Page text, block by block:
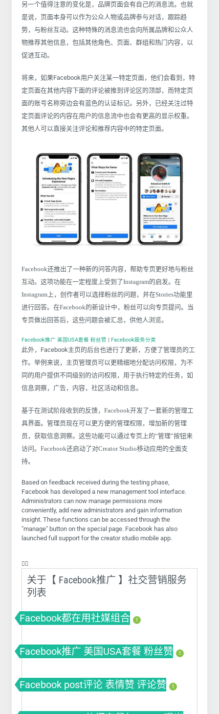
另一个值得注意的变化是，品牌页面会有自己的消息流。也就
是说，页面本身可以作为公众人物或品牌参与对话，跟踪趋
势，与粉丝互动。这种特殊的消息流也会向所属品牌和公众人
物推荐其他信息，包括其他角色、页面、群组和热门内容，以
促进互动。
将来，如果Facebook用户关注某一特定页面，他们会看到，特
定页面在其他内容下面的评论被推到评论区的顶部，而特定页
面的账号名称旁边会有蓝色的认证标记。另外，已经关注过特
定页面评论的内容在用户的信息流中也会有更高的显示权重。
其他人可以直接关注评论和推荐内容中的特定页面。
Facebook还推出了一种新的问答内容，帮助专页更好地与粉丝
互动。这项功能在一定程度上受到了Instagram的启发。在
Instagram上，创作者可以选择粉丝的问题，并在Stories功能里
进行回答。在Facebook的新设计中，粉丝可以向专页提问。当
专页做出回答后，这些问题会被汇总，供他人浏览。
Facebook推广 美国USA套餐 粉丝赞 | Facebook服务分类
此外，Facebook主页的后台也进行了更新，方便了管理员的工
作。举例来说，主页管理员可以更精细地分配访问权限，为不
同的用户提供不同级别的访问权限，用于执行特定的任务，如
信息洞察，广告，内容，社区活动和信息。
基于在测试阶段收到的反馈，Facebook开发了一套新的管理工
具界面。管理员现在可以更方便的管理权限，增加新的管理
员，获取信息洞察。这些功能可以通过专页上的“管理”按钮来
访问。Facebook还启动了对Creator Studio移动应用的全面支
持。
Based on feedback received during the testing phase,
Facebook has developed a new management tool interface.
Administrators can now manage permissions more
conveniently, add new administrators and gain information
insight. These functions can be accessed through the
"manage" button on the special page. Facebook has also
launched full support for the creator studio mobile app.
❤️‍🔥
关于【 Facebook推广 】社交营销服务
列表
Facebook都在用社媒组合 1
Facebook推广 美国USA套餐 粉丝赞 1
Facebook post评论 表情赞 评论赞 1